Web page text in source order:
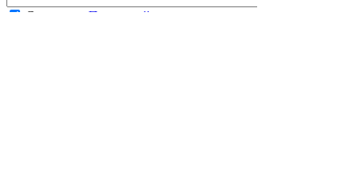
Согласен с Политикой